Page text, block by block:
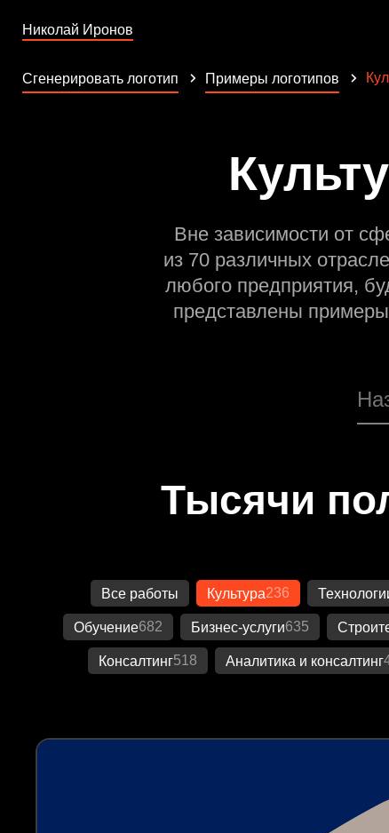
Николай Иронов
Сгенерировать логотип Примеры логотипов
Вне зависимости от
из 70 различных
любого предприятия,
представлены
Тысячи
Все работы Культура236
Обучение682 Бизнес-услуги635
Консалтинг518 Аналитика и консалтинг